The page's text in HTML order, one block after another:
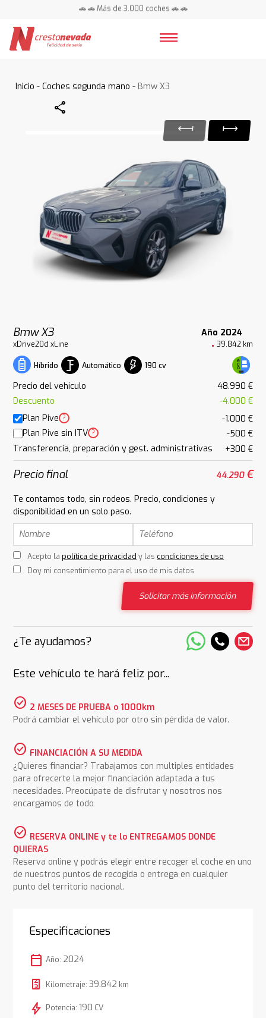
🚗 🚗 Más de 3.000 coches 🚗 🚗
Inicio -Coches segunda mano - Bmw X3
Share
Bmw X3 Año 2024
xDrive20d xLine 39.842 km
Híbrido Automático 190 cv
Precio del vehículo
48.990 €
Descuento
-4.000 €
Plan Pive ?
-1.000 €
Plan Pive sin ITV ?
-500 €
Transferencia, preparación y gest. administrativas
+300 €
Precio final 44.290€
Te contamos todo, sin rodeos. Precio, condiciones y
disponibilidad en un solo paso.
Acepto la política de privacidad y las condiciones de uso
Doy mi consentimiento para el uso de mis datos
Solicitar más información
¿Te ayudamos?
Este vehículo te hará feliz por...
check_circle 2 MESES DE PRUEBA o 1000km
Podrá cambiar el vehículo por otro sin pérdida de valor.
check_circle FINANCIACIÓN A SU MEDIDA
¿Quieres financiar? Trabajamos con multiples entidades
para ofrecerte la mejor financiación adaptada a tus
necesidades. Preocúpate de disfrutar y nosotros nos
encargamos de todo
check_circle RESERVA ONLINE y te lo ENTREGAMOS DONDE
QUIERAS
Reserva online y podrás elegir entre recoger el coche en uno
de nuestros puntos de recogida o entrega en cualquier
punto del territorio nacional.
Especificaciones
calendar_today Año: 2024
Kilometraje: 39.842 km
bolt Potencia: 190 CV